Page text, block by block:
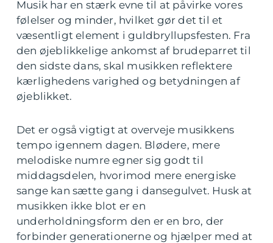
Musik har en stærk evne til at påvirke vores
følelser og minder, hvilket gør det til et
væsentligt element i guldbryllupsfesten. Fra
den øjeblikkelige ankomst af brudeparret til
den sidste dans, skal musikken reflektere
kærlighedens varighed og betydningen af
øjeblikket.
Det er også vigtigt at overveje musikkens
tempo igennem dagen. Blødere, mere
melodiske numre egner sig godt til
middagsdelen, hvorimod mere energiske
sange kan sætte gang i dansegulvet. Husk at
musikken ikke blot er en
underholdningsform den er en bro, der
forbinder generationerne og hjælper med at